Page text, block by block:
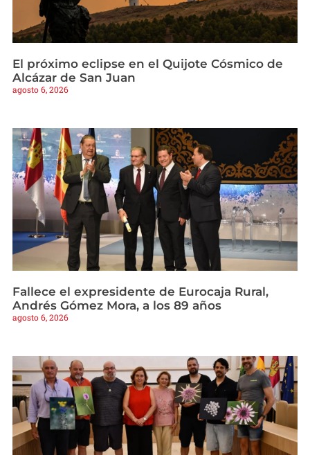
El próximo eclipse en el Quijote Cósmico de
Alcázar de San Juan
agosto 6, 2026
Fallece el expresidente de Eurocaja Rural,
Andrés Gómez Mora, a los 89 años
agosto 6, 2026